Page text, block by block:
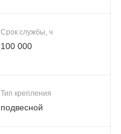
Срок службы, ч
100 000
Тип крепления
подвесной